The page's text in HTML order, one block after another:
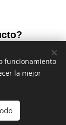
funcionamiento
la mejor